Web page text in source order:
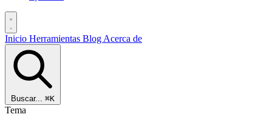
Inicio Herramientas Blog Acerca de
Buscar... ⌘K
Tema